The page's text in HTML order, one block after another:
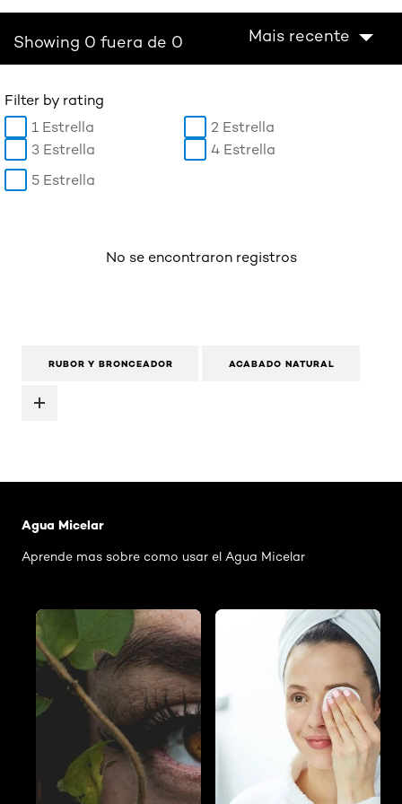
Showing 0 fuera de 0 Mais recente
Filter by rating
1 Estrella
2 Estrella
3 Estrella
4 Estrella
5 Estrella
No se encontraron registros
RUBOR Y BRONCEADOR ACABADO NATURAL
Agua Micelar
Aprende mas sobre como usar el Agua Micelar